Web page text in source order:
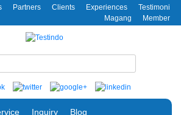
Partners Clients Experiences
Testimoni
Magang
Member
Inquiry Blog